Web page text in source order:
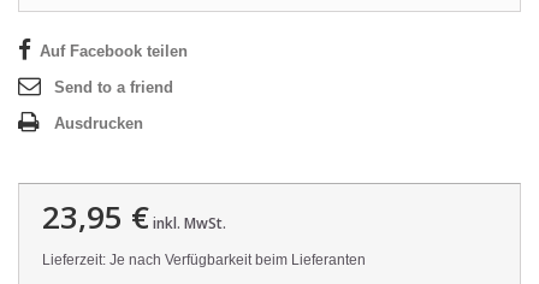
Auf Facebook teilen
Send to a friend
Ausdrucken
23,95 €inkl. MwSt.
Lieferzeit: Je nach Verfügbarkeit beim Lieferanten